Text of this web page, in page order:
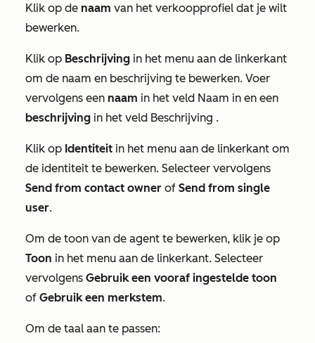
Klik op de naam van het verkoopprofiel dat je wilt
bewerken.
Klik op Beschrijving in het menu aan de linkerkant
om de naam en beschrijving te bewerken. Voer
vervolgens een naam in het veld Naam in en een
beschrijving in het veld Beschrijving .
Klik op Identiteit in het menu aan de linkerkant om
de identiteit te bewerken. Selecteer vervolgens
Send from contact owner of Send from single
user.
Om de toon van de agent te bewerken, klik je op
Toon in het menu aan de linkerkant. Selecteer
vervolgens Gebruik een vooraf ingestelde toon
of Gebruik een merkstem.
Om de taal aan te passen: